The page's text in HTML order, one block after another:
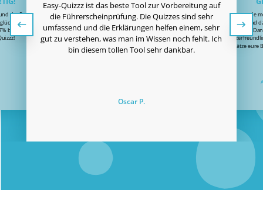
der Preis sehr
dass ich
bestanden habe!
Easy-Quizzz ist das beste Tool zur Vorbereitung auf
die Führerscheinprüfung. Die Quizzes sind sehr
umfassend und die Erklärungen helfen einem, sehr
gut zu verstehen, was man im Wissen noch fehlt. Ich
bin diesem tollen Tool sehr dankbar.
Oscar P.
Ich habe gerade
bestanden und
Vielen
schätze